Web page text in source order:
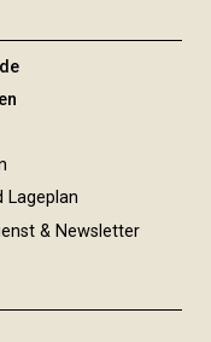
Lageplan
& Newsletter